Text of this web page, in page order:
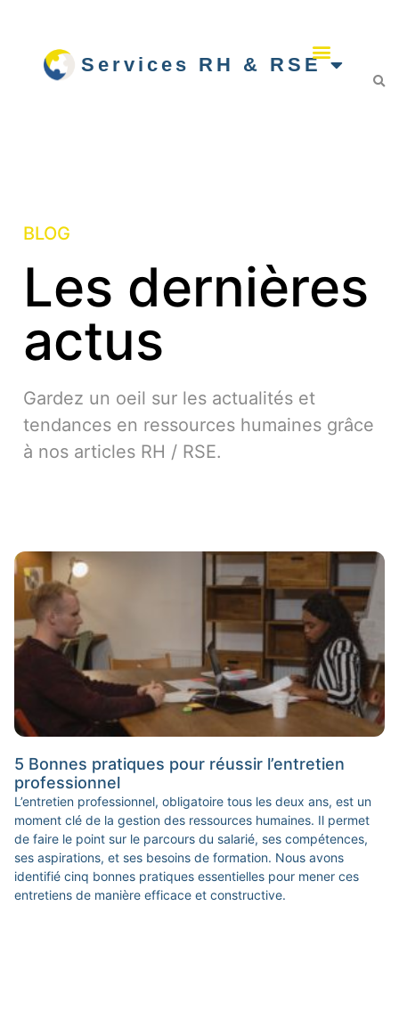
Services RH & RSE
BLOG
Les dernières
actus
Gardez un oeil sur les actualités et
tendances en ressources humaines grâce
à nos articles RH / RSE.
5 Bonnes pratiques pour réussir l’entretien
professionnel
L’entretien professionnel, obligatoire tous les deux ans, est un
moment clé de la gestion des ressources humaines. Il permet
de faire le point sur le parcours du salarié, ses compétences,
ses aspirations, et ses besoins de formation. Nous avons
identifié cinq bonnes pratiques essentielles pour mener ces
entretiens de manière efficace et constructive.